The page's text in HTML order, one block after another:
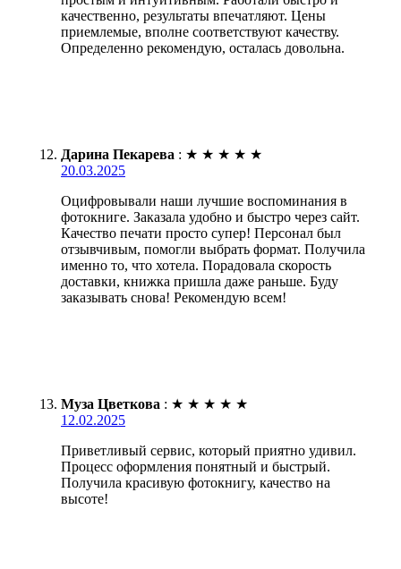
качественно, результаты впечатляют. Цены
приемлемые, вполне соответствуют качеству.
Определенно рекомендую, осталась довольна.
Дарина Пекарева : ★ ★ ★ ★ ★
20.03.2025
Оцифровывали наши лучшие воспоминания в
фотокниге. Заказала удобно и быстро через сайт.
Качество печати просто супер! Персонал был
отзывчивым, помогли выбрать формат. Получила
именно то, что хотела. Порадовала скорость
доставки, книжка пришла даже раньше. Буду
заказывать снова! Рекомендую всем!
Муза Цветкова : ★ ★ ★ ★ ★
12.02.2025
Приветливый сервис, который приятно удивил.
Процесс оформления понятный и быстрый.
Получила красивую фотокнигу, качество на
высоте!